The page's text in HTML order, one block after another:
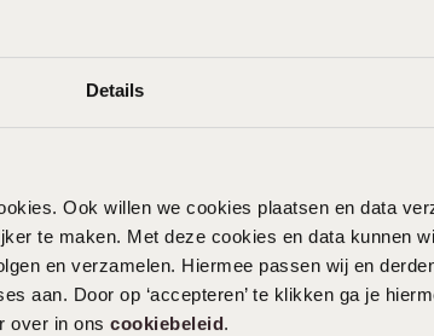
Details
Ook willen we cookies plaatsen en data
te maken. Met deze cookies en data kunnen
en verzamelen. Hiermee passen wij en
aan. Door op ‘accepteren’ te klikken ga je
over in ons cookiebeleid.